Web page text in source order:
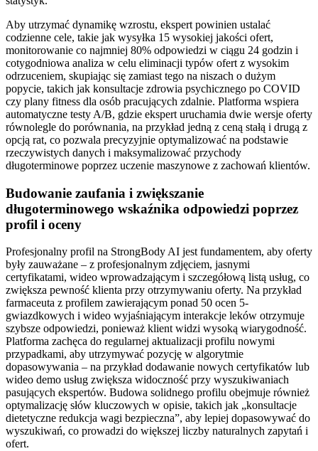
Aby utrzymać dynamikę wzrostu, ekspert powinien ustalać
codzienne cele, takie jak wysyłka 15 wysokiej jakości ofert,
monitorowanie co najmniej 80% odpowiedzi w ciągu 24 godzin i
cotygodniowa analiza w celu eliminacji typów ofert z wysokim
odrzuceniem, skupiając się zamiast tego na niszach o dużym
popycie, takich jak konsultacje zdrowia psychicznego po COVID
czy plany fitness dla osób pracujących zdalnie. Platforma wspiera
automatyczne testy A/B, gdzie ekspert uruchamia dwie wersje oferty
równolegle do porównania, na przykład jedną z ceną stałą i drugą z
opcją rat, co pozwala precyzyjnie optymalizować na podstawie
rzeczywistych danych i maksymalizować przychody
długoterminowe poprzez uczenie maszynowe z zachowań klientów.
Budowanie zaufania i zwiększanie
długoterminowego wskaźnika odpowiedzi poprzez
profil i oceny
Profesjonalny profil na StrongBody AI jest fundamentem, aby oferty
były zauważane – z profesjonalnym zdjęciem, jasnymi
certyfikatami, wideo wprowadzającym i szczegółową listą usług, co
zwiększa pewność klienta przy otrzymywaniu oferty. Na przykład
farmaceuta z profilem zawierającym ponad 50 ocen 5-
gwiazdkowych i wideo wyjaśniającym interakcje leków otrzymuje
szybsze odpowiedzi, ponieważ klient widzi wysoką wiarygodność.
Platforma zachęca do regularnej aktualizacji profilu nowymi
przypadkami, aby utrzymywać pozycję w algorytmie
dopasowywania – na przykład dodawanie nowych certyfikatów lub
wideo demo usług zwiększa widoczność przy wyszukiwaniach
pasujących ekspertów. Budowa solidnego profilu obejmuje również
optymalizację słów kluczowych w opisie, takich jak „konsultacje
dietetyczne redukcja wagi bezpieczna”, aby lepiej dopasowywać do
wyszukiwań, co prowadzi do większej liczby naturalnych zapytań i
ofert.